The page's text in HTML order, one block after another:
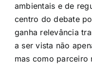
ambientais e de
centro do debate
ganha relevância
a ser vista não
mas como parceiro